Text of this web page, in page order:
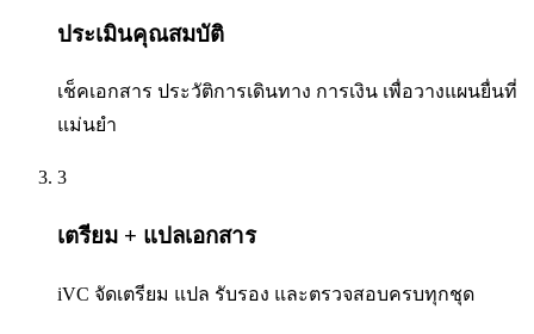
ประเมินคุณสมบัติ
เช็คเอกสาร ประวัติการเดินทาง การเงิน เพื่อวางแผนยื่นที่
แม่นยำ
3
เตรียม + แปลเอกสาร
iVC จัดเตรียม แปล รับรอง และตรวจสอบครบทุกชุด